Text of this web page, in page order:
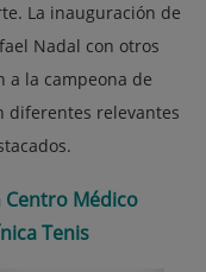
La inauguración de
Nadal con otros
a la campeona de
diferentes relevantes
Centro Médico
Tenis